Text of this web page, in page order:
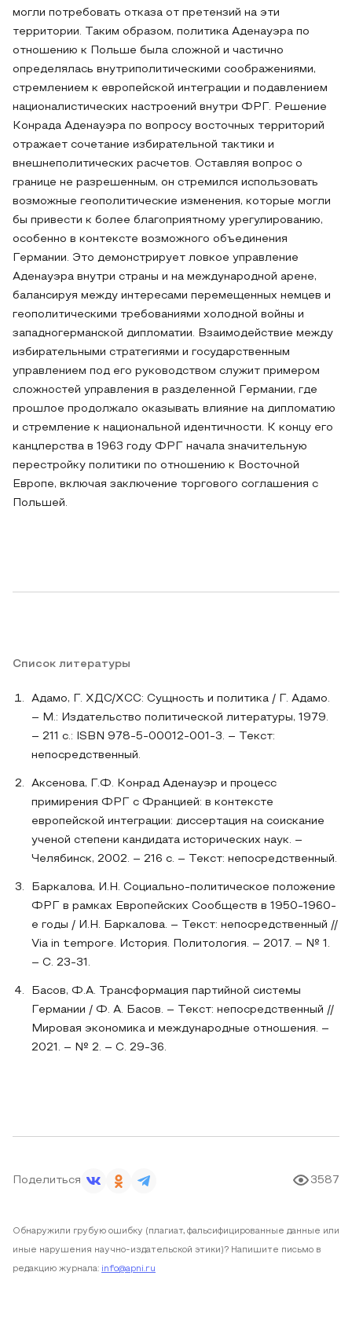
могли потребовать отказа от претензий на эти
территории. Таким образом, политика Аденауэра по
отношению к Польше была сложной и частично
определялась внутриполитическими соображениями,
стремлением к европейской интеграции и подавлением
националистических настроений внутри ФРГ. Решение
Конрада Аденауэра по вопросу восточных территорий
отражает сочетание избирательной тактики и
внешнеполитических расчетов. Оставляя вопрос о
границе не разрешенным, он стремился использовать
возможные геополитические изменения, которые могли
бы привести к более благоприятному урегулированию,
особенно в контексте возможного объединения
Германии. Это демонстрирует ловкое управление
Аденауэра внутри страны и на международной арене,
балансируя между интересами перемещенных немцев и
геополитическими требованиями холодной войны и
западногерманской дипломатии. Взаимодействие между
избирательными стратегиями и государственным
управлением под его руководством служит примером
сложностей управления в разделенной Германии, где
прошлое продолжало оказывать влияние на дипломатию
и стремление к национальной идентичности. К концу его
канцлерства в 1963 году ФРГ начала значительную
перестройку политики по отношению к Восточной
Европе, включая заключение торгового соглашения с
Польшей.
Список литературы
Адамо, Г. ХДС/ХСС: Сущность и политика / Г. Адамо.
– М.: Издательство политической литературы, 1979.
– 211 с.: ISBN 978-5-00012-001-3. – Текст:
непосредственный.
Аксенова, Г.Ф. Конрад Аденауэр и процесс
примирения ФРГ с Францией: в контексте
европейской интеграции: диссертация на соискание
ученой степени кандидата исторических наук. –
Челябинск, 2002. – 216 с. – Текст: непосредственный.
Баркалова, И.Н. Социально-политическое положение
ФРГ в рамках Европейских Сообществ в 1950-1960-
е годы / И.Н. Баркалова. – Текст: непосредственный //
Via in tempore. История. Политология. – 2017. – № 1.
– С. 23-31.
Басов, Ф.А. Трансформация партийной системы
Германии / Ф. А. Басов. – Текст: непосредственный //
Мировая экономика и международные отношения. –
2021. – № 2. – С. 29-36.
Поделиться 3587
Обнаружили грубую ошибку (плагиат, фальсифицированные данные или
иные нарушения научно-издательской этики)? Напишите письмо в
редакцию журнала: info@apni.ru